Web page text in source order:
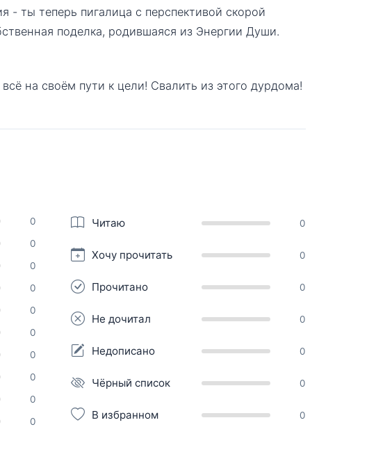
- ты теперь пигалица с перспективой скорой
поделка, родившаяся из Энергии Души.
на своём пути к цели! Свалить из этого дурдома!
0
0
0
0
0
0
0
0
0
0
Читаю 0
Хочу прочитать 0
Прочитано 0
Не дочитал 0
Недописано 0
Чёрный список 0
В избранном 0